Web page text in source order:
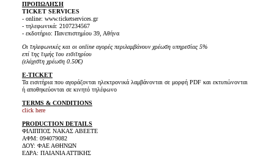
ΠΡΟΠΩΛΗΣΗ
TICKET SERVICES
- online: www.ticketservices.gr
- τηλεφωνικά: 2107234567
- εκδοτήριο: Πανεπιστημίου 39, Αθήνα
Οι τηλεφωνικές και οι online αγορές περιλαμβάνουν χρέωση υπηρεσίας 5%
επί της τιμής του εισιτηρίου
(ελάχιστη χρέωση 0.50€)
E-TICKET
Τα εισιτήρια που αγοράζονται ηλεκτρονικά λαμβάνονται σε μορφή PDF και εκτυπώνονται
ή αποθηκεύονται σε κινητό τηλέφωνο
TERMS & CONDITIONS
click here
PRODUCTION DETAILS
ΦΙΛΙΠΠΟΣ ΝΑΚΑΣ ΑΒΕΕΤΕ
ΑΦΜ: 094079082
ΔΟΥ: ΦΑΕ ΑΘΗΝΩΝ
ΕΔΡΑ: ΠΑΙΑΝΙΑ ΑΤΤΙΚΗΣ